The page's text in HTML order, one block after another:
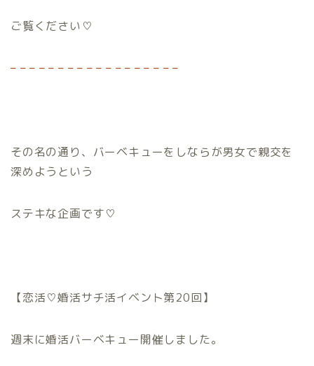
ご覧ください♡
– – – – – – – – – – – – – – – – – –
その名の通り、バーベキューをしならが男女で親交を
深めようという
ステキな企画です♡
【恋活♡婚活サチ活イベント第20回】
週末に婚活バーベキュー開催しました。